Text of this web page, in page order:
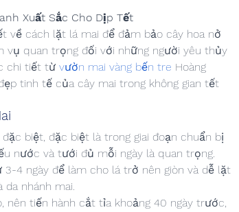
Xuất Sắc Cho Dịp Tết
về cách lặt lá mai để đảm bảo cây hoa nở
vụ quan trọng đối với những người yêu thủy
chi tiết từ vườn mai vàng bến tre Hoàng
tinh tế của cây mai trong không gian tết
biệt, đặc biệt là trong giai đoạn chuẩn bị
nước và tưới đủ mỗi ngày là quan trọng.
4 ngày để làm cho lá trở nên giòn và dễ lặt
da nhánh mai.
nên tiến hành cắt tỉa khoảng 40 ngày trước,